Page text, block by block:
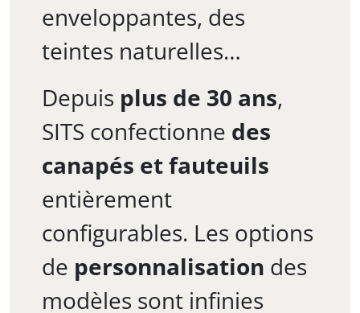
enveloppantes, des
teintes naturelles…
Depuis plus de 30 ans,
SITS confectionne des
canapés et fauteuils
entièrement
configurables. Les options
de personnalisation des
modèles sont infinies